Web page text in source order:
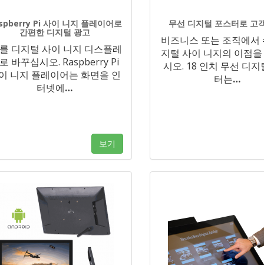
Pi 사이 니지 플레이어로
간편한 디지털 광고
디지털 사이 니지 디스플레
바꾸십시오. Raspberry Pi
니지 플레이어는 화면을 인
터넷에…
보기
무선 디지털 포스터로 고
비즈니스 또는 조직에서
지털 사이 니지의 이점
시오. 18 인치 무선 디지
터는…